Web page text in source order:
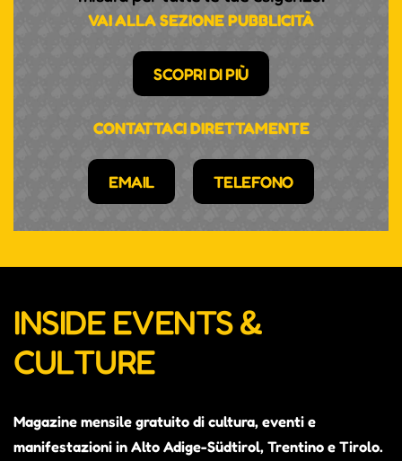
VAI ALLA SEZIONE PUBBLICITÀ
SCOPRI DI PIÙ
CONTATTACI DIRETTAMENTE
EMAIL TELEFONO
INSIDE EVENTS &
CULTURE
Magazine mensile gratuito di cultura, eventi e
manifestazioni in Alto Adige-Südtirol, Trentino e Tirolo.